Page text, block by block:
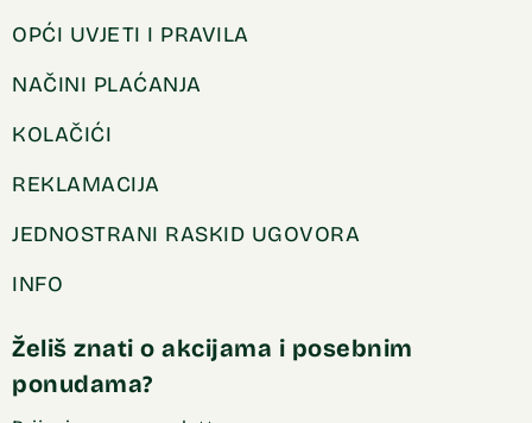
OPĆI UVJETI I PRAVILA
NAČINI PLAĆANJA
KOLAČIĆI
REKLAMACIJA
JEDNOSTRANI RASKID UGOVORA
INFO
Želiš znati o akcijama i posebnim
ponudama?